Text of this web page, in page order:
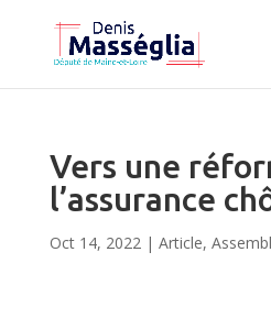
Vers une
l’assurance
Oct 14, 2022| Article,